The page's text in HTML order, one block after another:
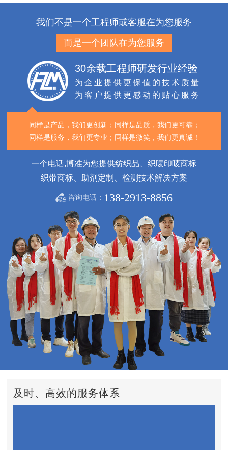
我们不是一个工程师或客服在为您服务
而是一个团队在为您服务
30余载工程师研发行业经验
为企业提供更保值的技术质量
为客户提供更感动的贴心服务
同样是产品，我们更创新； 同样是品质，我们更可靠；
同样是服务，我们更专业； 同样是微笑，我们更真诚！
一个电话,博准为您提供纺织品、织唛印唛商标
织带商标、助剂定制、检测技术解决方案
咨询电话： 138-2913-8856
及时、高效的服务体系